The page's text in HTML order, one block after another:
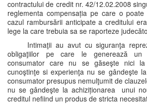
contractului de credit nr. 42/12.02.2008
reglementa compensația pe care o
cazul rambursării anticipate a creditului
lege la care trebuia sa se raporteze
Intimaţii au avut cu siguranţa
obligaţiilor pe care le generează un
consumator care nu se găseşte nici
cunoştinţe si experienţa nu se gândeşte
consumator presupus nemulţumit de
nu se gândeşte la achiziționarea unui
creditul nefiind un produs de stricta